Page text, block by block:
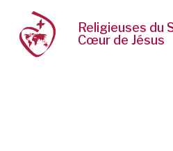
Religieuses du
Cœur de Jésus